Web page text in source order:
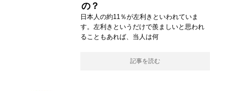
の？
日本人の約11％が左利きといわれていま
す。左利きというだけで羨ましいと思われ
ることもあれば、当人は何
記事を読む